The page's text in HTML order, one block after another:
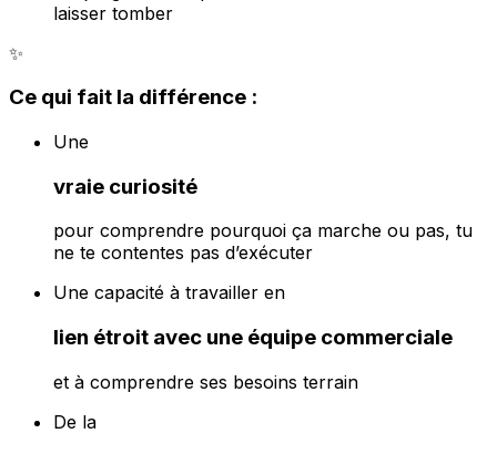
laisser tomber
✨
Ce qui fait la différence :
Une
vraie curiosité
pour comprendre pourquoi ça marche ou pas, tu
ne te contentes pas d’exécuter
Une capacité à travailler en
lien étroit avec une équipe commerciale
et à comprendre ses besoins terrain
De la